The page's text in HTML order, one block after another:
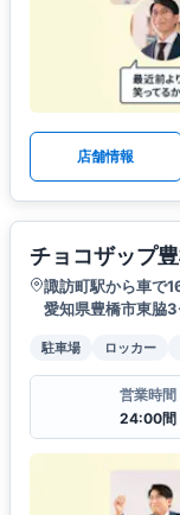
店舗情報
チョコザップ
諏訪町駅から車で
愛知県豊橋市東脇
駐車場 ロッカー
営業時間
24:00間